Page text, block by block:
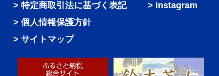
特定商取引法に基づく表記
個人情報保護方針
サイトマップ
Instagram